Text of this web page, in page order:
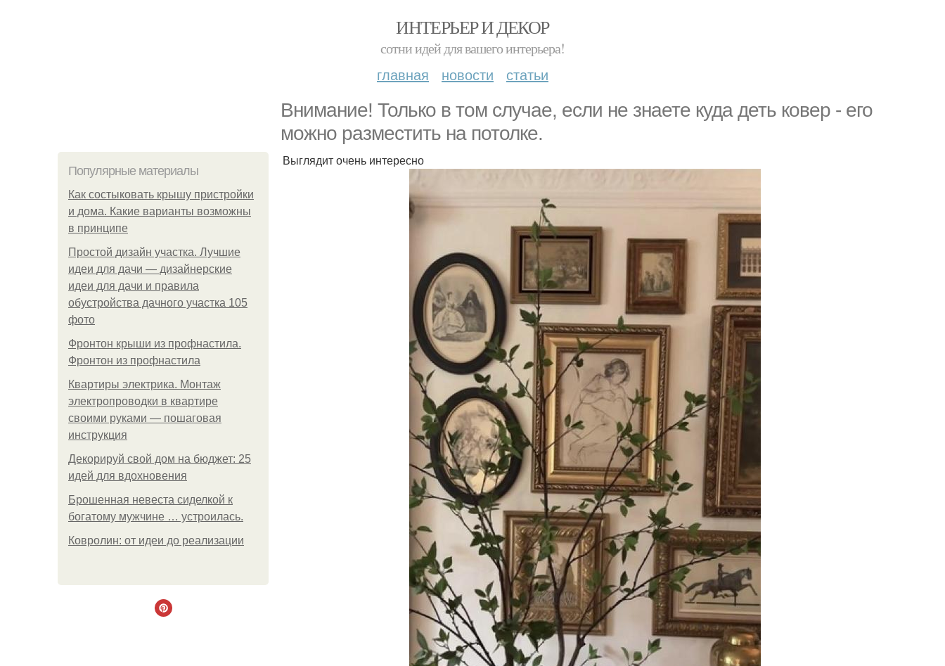
ИНТЕРЬЕР И ДЕКОР
сотни идей для вашего интерьера!
главная новости статьи
Внимание! Только в том случае, если не знаете куда деть ковер - его
можно разместить на потолке.
Популярные материалы
Как состыковать крышу пристройки
и дома. Какие варианты возможны
в принципе
Простой дизайн участка. Лучшие
идеи для дачи — дизайнерские
идеи для дачи и правила
обустройства дачного участка 105
фото
Фронтон крыши из профнастила.
Фронтон из профнастила
Квартиры электрика. Монтаж
электропроводки в квартире
своими руками — пошаговая
инструкция
Декорируй свой дом на бюджет: 25
идей для вдохновения
Брошенная невеста сиделкой к
богатому мужчине … устроилась.
Ковролин: от идеи до реализации
Выглядит очень интересно